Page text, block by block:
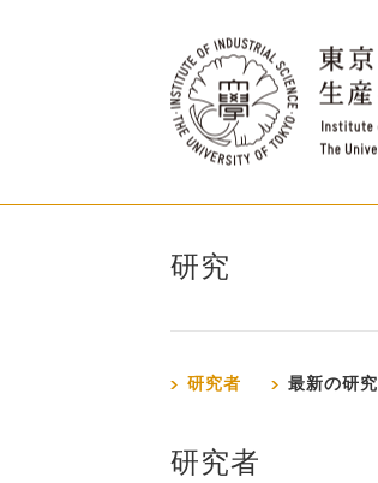
研究
研究者 最新の研究
研究者